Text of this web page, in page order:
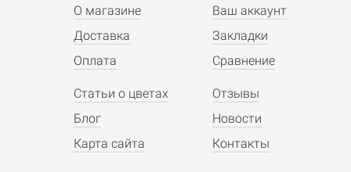
О магазине
Доставка
Оплата
Ваш аккаунт
Закладки
Сравнение
Статьи о цветах
Блог
Карта сайта
Отзывы
Новости
Контакты